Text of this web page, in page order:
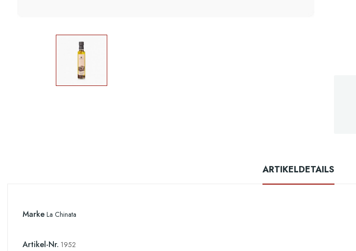
ARTIKELDETAILS
Marke La Chinata
Artikel-Nr. 1952